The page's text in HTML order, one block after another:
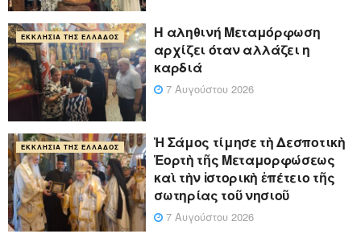
ΕΚΚΛΗΣΊΑ ΤΗΣ ΕΛΛΆΔΟΣ
Η αληθινή Μεταμόρφωση
αρχίζει όταν αλλάζει η
καρδιά
7 Αυγούστου 2026
ΕΚΚΛΗΣΊΑ ΤΗΣ ΕΛΛΆΔΟΣ
Ἡ Σάμος τίμησε τὴ Δεσποτικὴ
Ἑορτὴ τῆς Μεταμορφώσεως
καὶ τὴν ἱστορικὴ ἐπέτειο τῆς
σωτηρίας τοῦ νησιοῦ
7 Αυγούστου 2026